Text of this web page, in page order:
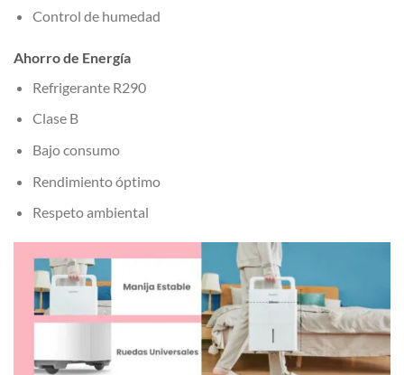
Control de humedad
Ahorro de Energía
Refrigerante R290
Clase B
Bajo consumo
Rendimiento óptimo
Respeto ambiental